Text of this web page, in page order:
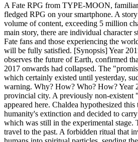
A Fate RPG from TYPE-MOON,
fledged RPG on your smartphone. A
volume of content, exceeding 5 million
main story, there are individual character
Fate fans and those experiencing the
will be fully satisfied. [Synopsis] Year
observes the future of Earth, confirmed
2017 onwards had collapsed. The
which certainly existed until yesterday,
warning. Why? How? Who? How? Year
provincial city. A previously non-existent
appeared here. Chaldea hypothesized this
humanity's extinction and decided to
which was still in the experimental stage.
travel to the past. A forbidden ritual that